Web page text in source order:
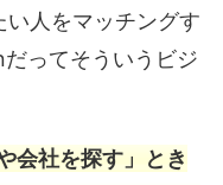
い人をマッチングす
ってそういうビジ
会社を探す」とき